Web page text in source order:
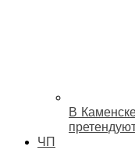
В
ЧП